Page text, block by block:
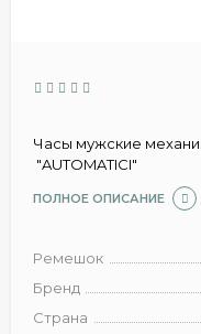
Часы мужские
"AUTOMATICI"
ПОЛНОЕ ОПИСАНИЕ
Ремешок
Бренд
Страна